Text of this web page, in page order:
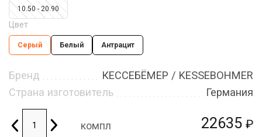
22635 ₽
10.50 - 20.90
Цвет
Серый Белый Антрацит
Бренд
КЕССЕБЁМЕР / KESSEBOHMER
Страна изготовитель
Германия
компл